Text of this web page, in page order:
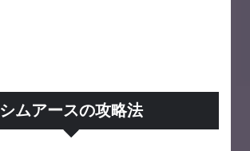
シムアースの攻略法